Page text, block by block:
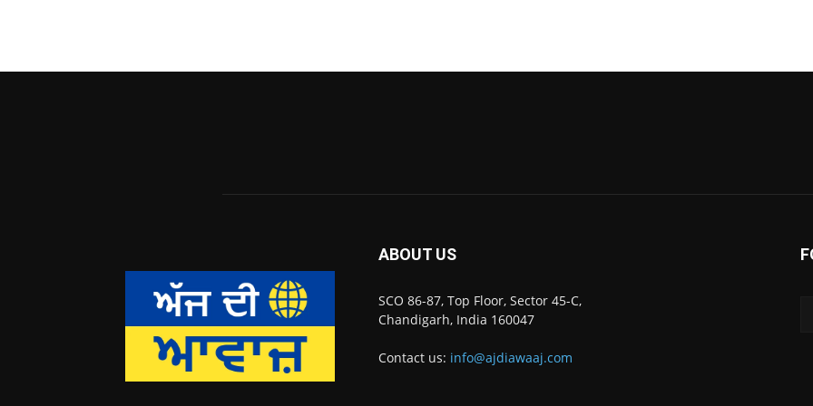
ABOUT US
SCO 86-87, Top Floor, Sector 45-C,
Chandigarh, India 160047
Contact us: info@ajdiawaaj.com